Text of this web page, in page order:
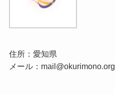
住所：愛知県
メール：mail@okurimono.org